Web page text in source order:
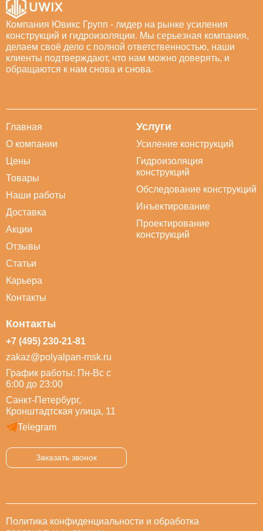
Компания Ювикс Групп - лидер на рынке усиления
конструкций и гидроизоляции. Мы серьезная компания,
делаем своё дело с полной ответственностью, наши
клиенты подтверждают, что нам можно доверять, и
обращаются к нам снова и снова.
Главная
О компании
Цены
Товары
Наши работы
Доставка
Акции
Отзывы
Статьи
Карьера
Контакты
Услуги
Усиление конструкций
Гидроизоляция
конструкций
Обследование конструкций
Инъектирование
Проектирование
конструкций
Контакты
+7 (495) 230-21-81
zakaz@polyalpan-msk.ru
График работы: Пн-Вс с
6:00 до 23:00
Санкт-Петербург,
Кронштадтская улица, 11
Telegram
Заказать звонок
Политика конфиденциальности и обработка